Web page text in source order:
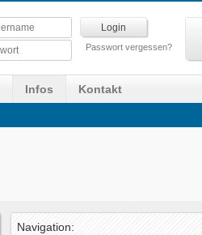
Passwort vergessen?
Infos Kontakt
Navigation: